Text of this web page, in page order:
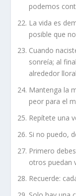
podemos
La vida es
posible que
Cuando
sonreía; al
alrededor
Mantenga la
peor para el
Repítete una
Si no puedo,
Primero
otros puedan
Recuerde: